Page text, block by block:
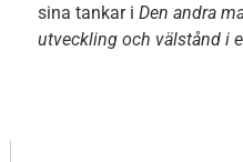
sina tankar i Den andra
utveckling och välstånd i